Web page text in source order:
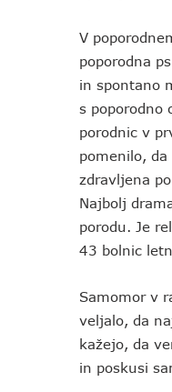
V
poporodna
in spontano
s poporodno
porodnic v
pomenilo,
zdravljena
Najbolj
porodu. Je
43 bolnic
Samomor v
veljalo, da
kažejo, da
in poskusi